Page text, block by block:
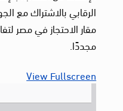
الرقابي بالاشتراك مع
مقار الاحتجاز في مصر
مجددًا.
View Fullscreen